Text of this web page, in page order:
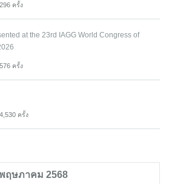
ครั้ง
at the 23rd IAGG World Congress of
ครั้ง
ครั้ง
ฤษภาคม 2568